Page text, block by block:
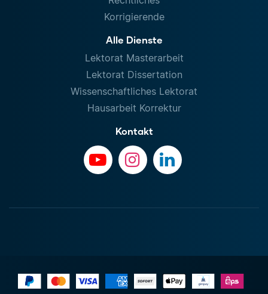
Korrigierende
Alle Dienste
Lektorat Masterarbeit
Lektorat Dissertation
Wissenschaftliches Lektorat
Hausarbeit Korrektur
Kontakt